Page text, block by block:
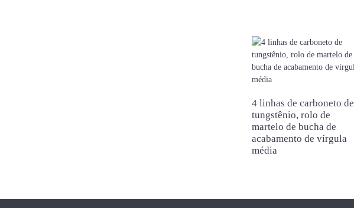
4 linhas de carboneto de
tungstênio, rolo de
martelo de bucha de
acabamento de vírgula
média